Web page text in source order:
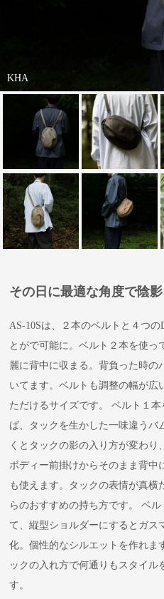
KHA
その日に最適な角度で陰
AS-10Sは、２本のベルトと４つ
とがで可能に。ベルト２本を使
麗に背中に収まる。背負った時の
いてます。ベルトも調整の幅が広
ただけるサイズです。 ベルト１
ば、タックを生かした一味違うバ
くとタックの影の入り方が変わり
ボディー前掛けからそのまま背中
も使えます。タックの表情が真横
らのおすすめの持ち方です。 ベ
て、縦型ショルダーにするとガス
化。個性的なシルエットを作れま
ックの入れ方で何通りもスタイル
す。